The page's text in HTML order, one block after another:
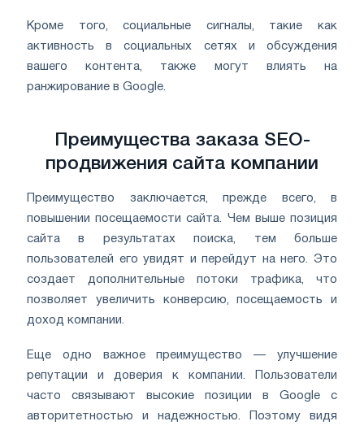
Кроме того, социальные сигналы, такие как
активность в социальных сетях и обсуждения
вашего контента, также могут влиять на
ранжирование в Google.
Преимущества заказа SEO-
продвижения сайта компании
Преимущество заключается, прежде всего, в
повышении посещаемости сайта. Чем выше позиция
сайта в результатах поиска, тем больше
пользователей его увидят и перейдут на него. Это
создает дополнительные потоки трафика, что
позволяет увеличить конверсию, посещаемость и
доход компании.
Еще одно важное преимущество — улучшение
репутации и доверия к компании. Пользователи
часто связывают высокие позиции в Google с
авторитетностью и надежностью. Поэтому видя